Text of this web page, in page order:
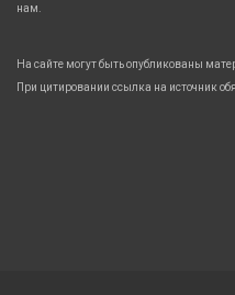
нам.
На сайте могут быть опубликованы
При цитировании ссылка на источник